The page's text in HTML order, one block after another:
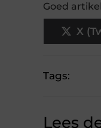
Goed
X
Tags:
Lees